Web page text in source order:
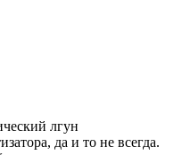
лгун
да и то не всегда.